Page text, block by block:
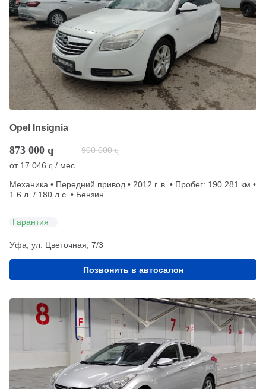
Opel Insignia
873 000 q 900 000 q
от 17 046 q / мес.
Механика • Передний привод • 2012 г. в. • Пробег: 190 281 км •
1.6 л. / 180 л.с. • Бензин
Гарантия
Уфа, ул. Цветочная, 7/3
Позвонить в автосалон